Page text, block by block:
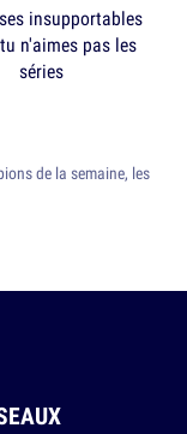
insupportables
n'aimes pas les
séries
de la semaine, les